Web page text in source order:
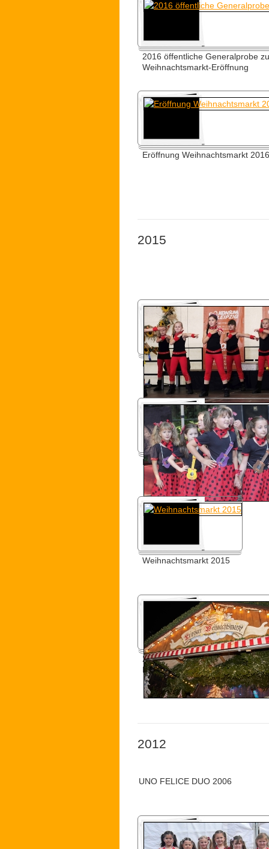
2016 öffentliche Generalprobe
Weihnachtsmarkt-Eröffnung
Eröffnung Weihnachtsmarkt 2016
2015
Leipziger Markttage 2015
Körnerhausfest 2015
Weihnachtsmarkt 2015
2015 öffentliche Generalprobe
Marktplatz Leipzig
2012
UNO FELICE DUO 2006